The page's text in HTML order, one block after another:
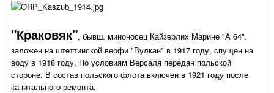
"Краковяк", бывш. миноносец Кайзерлих Марине "А 64",
заложен на штеттинской верфи "Вулкан" в 1917 году, спущен на
воду в 1918 году. По условиям Версаля передан польской
стороне. В состав польского флота включен в 1921 году после
капитального ремонта.